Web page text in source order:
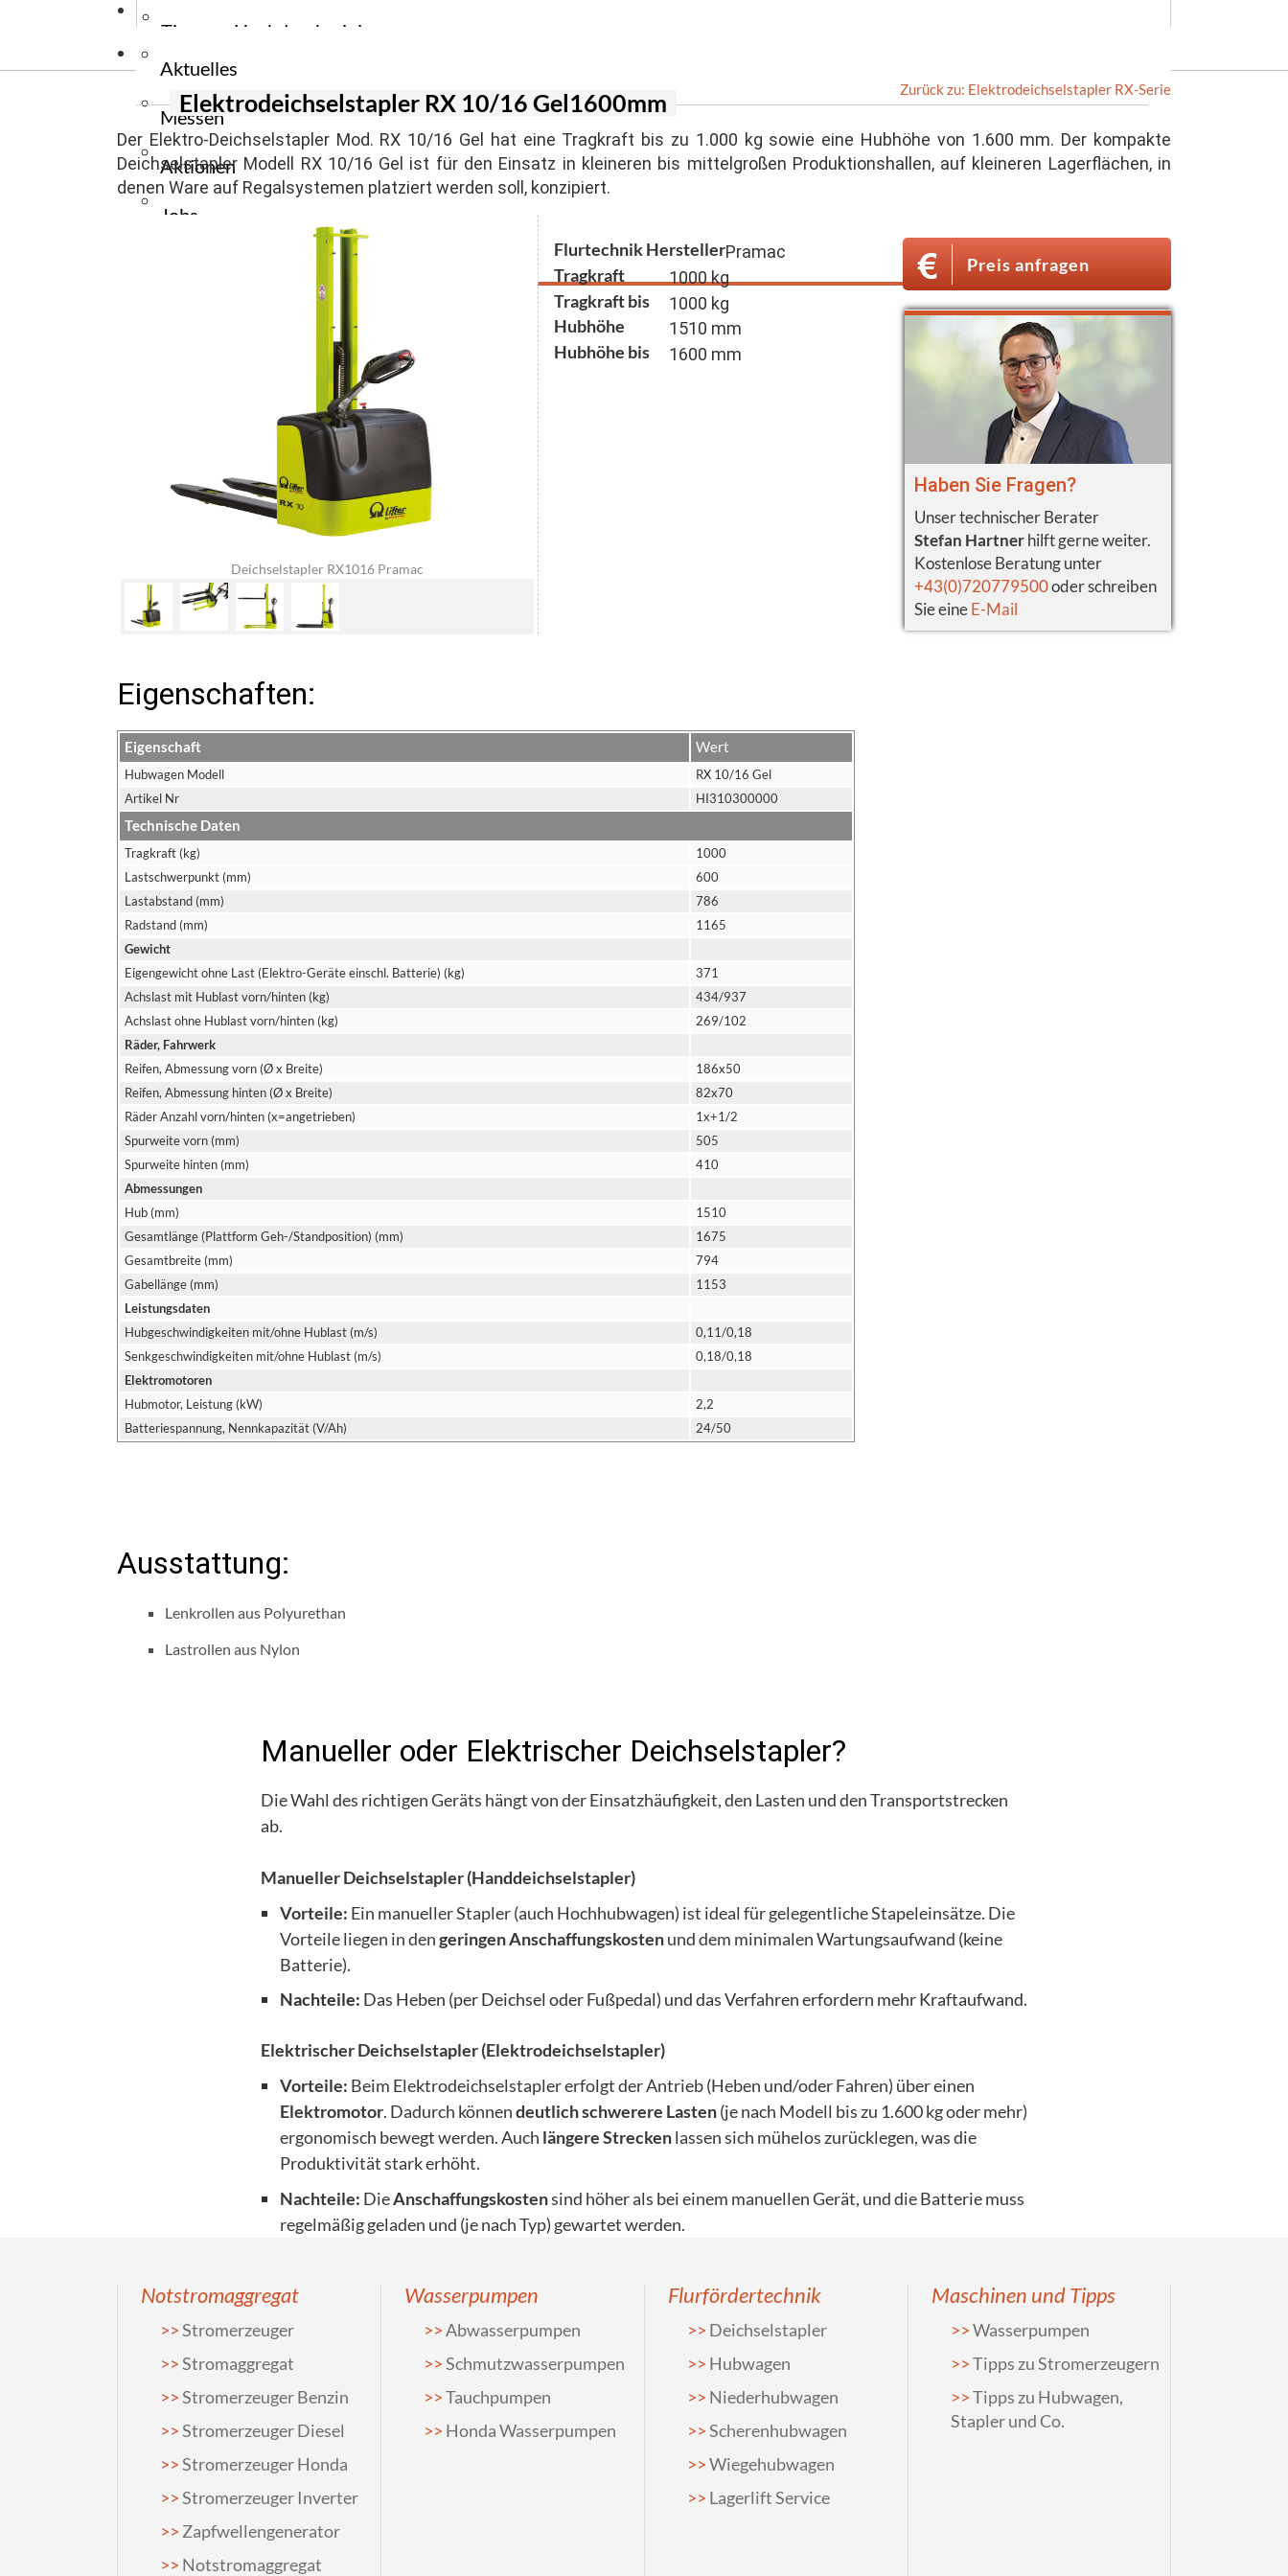
Tipps zu Hochdruckreiniger
Tipps zu Reinigungsmaschinen
Tipps zu Flurfördergeräte
Tipps zu Unkrautbekämpfung
Aktuelles
Messen
Aktionen
Jobs
Zurück zu: Elektrodeichselstapler RX-Serie
Elektrodeichselstapler RX 10/16 Gel1600mm
Der Elektro-Deichselstapler Mod. RX 10/16 Gel hat eine Tragkraft bis zu 1.000 kg sowie eine Hubhöhe von 1.600 mm. Der kompakte
Deichselstapler Modell RX 10/16 Gel ist für den Einsatz in kleineren bis mittelgroßen Produktionshallen, auf kleineren Lagerflächen, in
denen Ware auf Regalsystemen platziert werden soll, konzipiert.
Deichselstapler RX1016 Pramac
Flurtechnik HerstellerPramac
Tragkraft 1000 kg
Tragkraft bis 1000 kg
Hubhöhe 1510 mm
Hubhöhe bis 1600 mm
Preis anfragen
Haben Sie Fragen?
Unser technischer Berater
Stefan Hartnerhilft gerne weiter.
Kostenlose Beratung unter
+43(0)720779500oder schreiben
Sie eineE-Mail
Eigenschaften:
Eigenschaft Wert
Hubwagen Modell
RX 10/16 Gel
Artikel Nr
HI310300000
Technische Daten
Tragkraft (kg)
1000
Lastschwerpunkt (mm)
600
Lastabstand (mm)
786
Radstand (mm)
1165
Gewicht
Eigengewicht ohne Last (Elektro-Geräte einschl. Batterie) (kg)
371
Achslast mit Hublast vorn/hinten (kg)
434/937
Achslast ohne Hublast vorn/hinten (kg)
269/102
Räder, Fahrwerk
Reifen, Abmessung vorn (Ø x Breite)
186x50
Reifen, Abmessung hinten (Ø x Breite)
82x70
Räder Anzahl vorn/hinten (x=angetrieben)
1x+1/2
Spurweite vorn (mm)
505
Spurweite hinten (mm)
410
Abmessungen
Hub (mm)
1510
Gesamtlänge (Plattform Geh-/Standposition) (mm)
1675
Gesamtbreite (mm)
794
Gabellänge (mm)
1153
Leistungsdaten
Hubgeschwindigkeiten mit/ohne Hublast (m/s)
0,11/0,18
Senkgeschwindigkeiten mit/ohne Hublast (m/s)
0,18/0,18
Elektromotoren
Hubmotor, Leistung (kW)
2,2
Batteriespannung, Nennkapazität (V/Ah)
24/50
Ausstattung:
Lenkrollen aus Polyurethan
Lastrollen aus Nylon
Manueller oder Elektrischer Deichselstapler?
Die Wahl des richtigen Geräts hängt von der Einsatzhäufigkeit, den Lasten und den Transportstrecken
ab.
Manueller Deichselstapler (Handdeichselstapler)
Vorteile: Ein manueller Stapler (auch Hochhubwagen) ist ideal für gelegentliche Stapeleinsätze. Die
Vorteile liegen in dengeringen Anschaffungskostenund dem minimalen Wartungsaufwand (keine
Batterie).
Nachteile: Das Heben (per Deichsel oder Fußpedal) und das Verfahren erfordern mehr Kraftaufwand.
Elektrischer Deichselstapler (Elektrodeichselstapler)
Vorteile: Beim Elektrodeichselstapler erfolgt der Antrieb (Heben und/oder Fahren) über einen
Elektromotor. Dadurch könnendeutlich schwerere Lasten(je nach Modell bis zu 1.600 kg oder mehr)
ergonomisch bewegt werden. Auch längere Streckenlassen sich mühelos zurücklegen, was die
Produktivität stark erhöht.
Nachteile: DieAnschaffungskostensind höher als bei einem manuellen Gerät, und die Batterie muss
regelmäßig geladen und (je nach Typ) gewartet werden.
Notstromaggregat
Stromerzeuger
Stromaggregat
Stromerzeuger Benzin
Stromerzeuger Diesel
Stromerzeuger Honda
Stromerzeuger Inverter
Zapfwellengenerator
Notstromaggregat
Wasserpumpen
Abwasserpumpen
Schmutzwasserpumpen
Tauchpumpen
Honda Wasserpumpen
Flurfördertechnik
Deichselstapler
Hubwagen
Niederhubwagen
Scherenhubwagen
Wiegehubwagen
Lagerlift Service
Maschinen und Tipps
Wasserpumpen
Tipps zu Stromerzeugern
Tipps zu Hubwagen,
Stapler und Co.